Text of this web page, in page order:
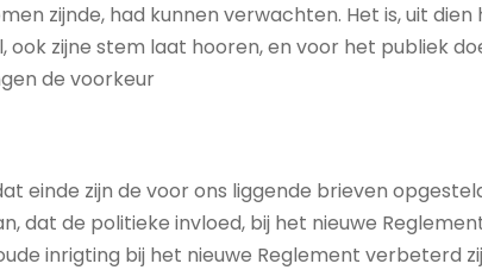
zijnde, had kunnen verwachten. Het is, uit
zijne stem laat hooren, en voor het publiek
de voorkeur
einde zijn de voor ons liggende brieven
dat de politieke invloed, bij het nieuwe
inrigting bij het nieuwe Reglement verbeterd